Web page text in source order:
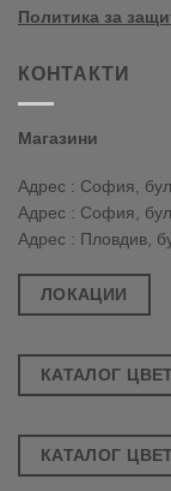
Политика за
КОНТАКТИ
Магазини
Адрес : София,
Адрес : София,
Адрес : Пловдив,
ЛОКАЦИИ
КАТАЛОГ
КАТАЛОГ